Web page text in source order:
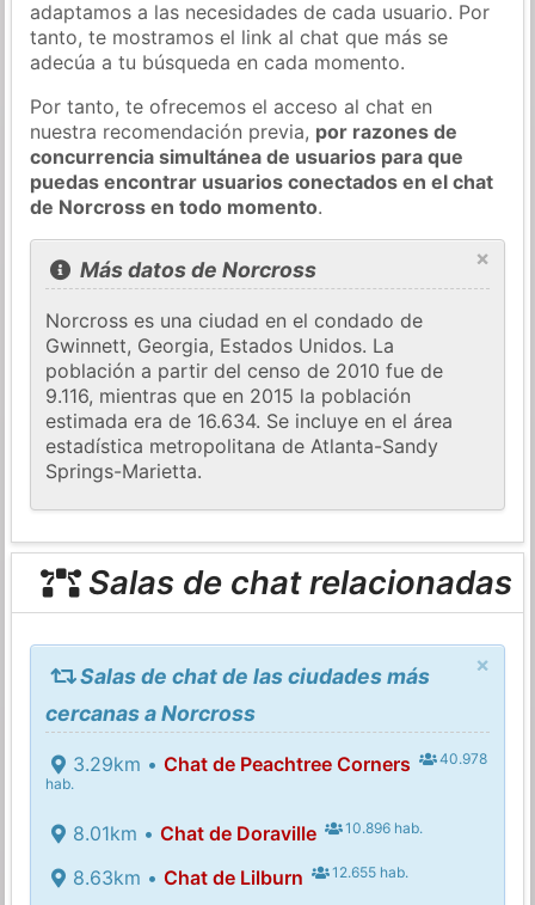
adaptamos a las necesidades de cada usuario. Por
tanto, te mostramos el link al chat que más se
adecúa a tu búsqueda en cada momento.
Por tanto, te ofrecemos el acceso al chat en
nuestra recomendación previa, por razones de
concurrencia simultánea de usuarios para que
puedas encontrar usuarios conectados en el chat
de Norcross en todo momento.
×
Más datos de Norcross
Norcross es una ciudad en el condado de
Gwinnett, Georgia, Estados Unidos. La
población a partir del censo de 2010 fue de
9.116, mientras que en 2015 la población
estimada era de 16.634. Se incluye en el área
estadística metropolitana de Atlanta-Sandy
Springs-Marietta.
Salas de chat relacionadas
×
Salas de chat de las ciudades más
cercanas a Norcross
3.29km • Chat de Peachtree Corners
40.978
hab.
8.01km • Chat de Doraville 10.896 hab.
8.63km • Chat de Lilburn 12.655 hab.